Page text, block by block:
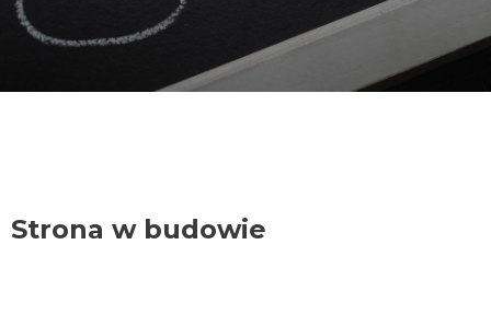
Strona w budowie